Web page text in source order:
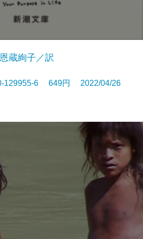
蔵絢子／訳
129955-6 649円 2022/04/26